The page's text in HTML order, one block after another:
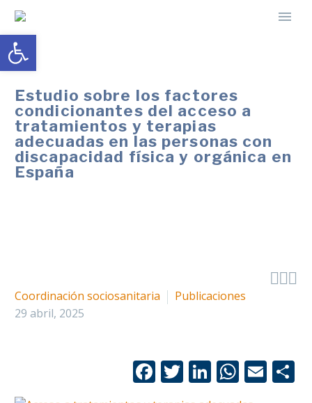
Estudio sobre los factores
condicionantes del acceso a
tratamientos y terapias
adecuadas en las personas con
discapacidad física y orgánica en
España

Coordinación sociosanitaria
Publicaciones
29 abril, 2025
Facebook
Twitter
LinkedIn
Abrir barra de herramientas